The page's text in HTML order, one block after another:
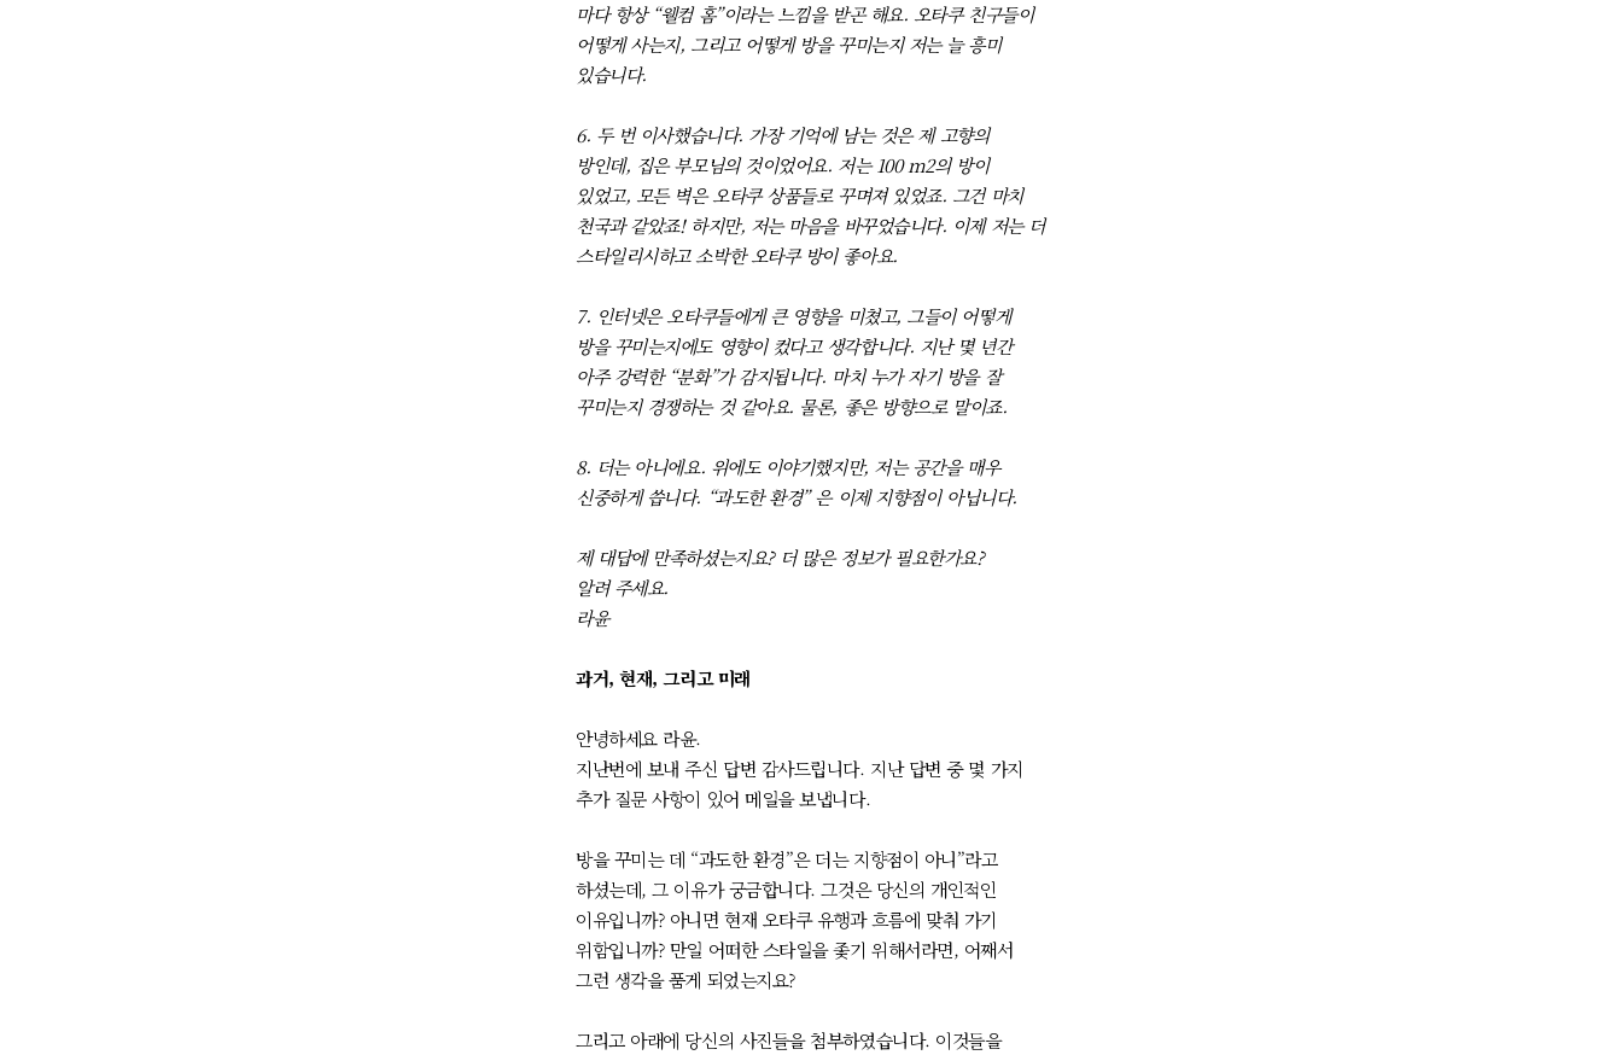
마다 항상 “웰컴 홈”이라는 느낌을 받곤 해요. 오타쿠 친구들이
어떻게 사는지, 그리고 어떻게 방을 꾸미는지 저는 늘 흥미
있습니다.
6. 두 번 이사했습니다. 가장 기억에 남는 것은 제 고향의
방인데, 집은 부모님의 것이었어요. 저는 100 m2의 방이
있었고, 모든 벽은 오타쿠 상품들로 꾸며져 있었죠. 그건 마치
천국과 같았죠! 하지만, 저는 마음을 바꾸었습니다. 이제 저는 더
스타일리시하고 소박한 오타쿠 방이 좋아요.
7. 인터넷은 오타쿠들에게 큰 영향을 미쳤고, 그들이 어떻게
방을 꾸미는지에도 영향이 컸다고 생각합니다. 지난 몇 년간
아주 강력한 “분화”가 감지됩니다. 마치 누가 자기 방을 잘
꾸미는지 경쟁하는 것 같아요. 물론, 좋은 방향으로 말이죠.
8. 더는 아니에요. 위에도 이야기했지만, 저는 공간을 매우
신중하게 씁니다. “과도한 환경” 은 이제 지향점이 아닙니다.
제 대답에 만족하셨는지요? 더 많은 정보가 필요한가요?
알려 주세요.
라윤
과거, 현재, 그리고 미래
안녕하세요 라윤.
지난번에 보내 주신 답변 감사드립니다. 지난 답변 중 몇 가지
추가 질문 사항이 있어 메일을 보냅니다.
방을 꾸미는 데 “과도한 환경”은 더는 지향점이 아니”라고
하셨는데, 그 이유가 궁금합니다. 그것은 당신의 개인적인
이유입니까? 아니면 현재 오타쿠 유행과 흐름에 맞춰 가기
위함입니까? 만일 어떠한 스타일을 좇기 위해서라면, 어째서
그런 생각을 품게 되었는지요?
그리고 아래에 당신의 사진들을 첨부하였습니다. 이것들을